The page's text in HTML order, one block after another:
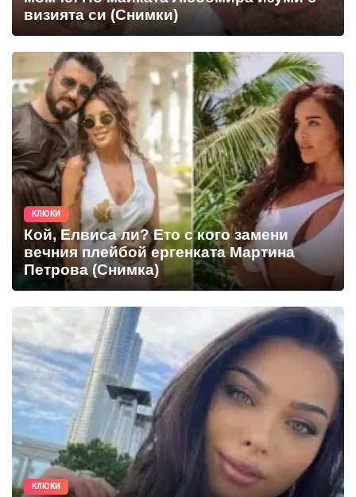
визията си (Снимки)
КЛЮКИ
Кой, Елвиса ли? Ето с кого замени
вечния плейбой ергенката Мартина
Петрова (Снимка)
КЛЮКИ